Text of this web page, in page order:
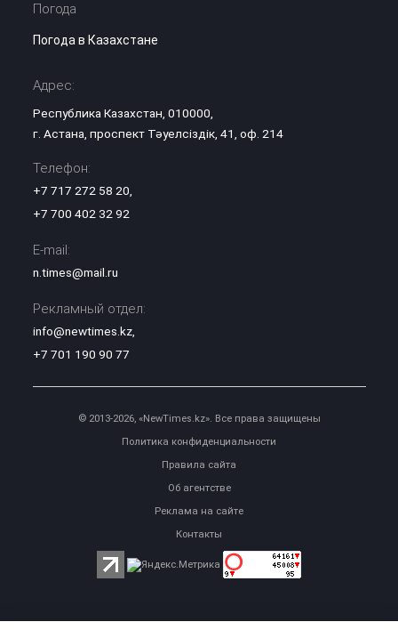
Погода
Погода в Казахстане
Адрес:
Республика Казахстан, 010000,
г. Астана, проспект Тәуелсіздік, 41, оф. 214
Телефон:
+7 717 272 58 20
+7 700 402 32 92
E-mail:
n.times@mail.ru
Рекламный отдел:
info@newtimes.kz,
+7 701 190 90 77
© 2013-2026, «NewTimes.kz». Все права защищены
Политика конфиденциальности
Правила сайта
Об агентстве
Реклама на сайте
Контакты